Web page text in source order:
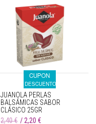
CUPON
DESCUENTO
JUANOLA PERLAS
BALSÁMICAS SABOR
CLÁSICO 25GR
2,40 €
2,20 €